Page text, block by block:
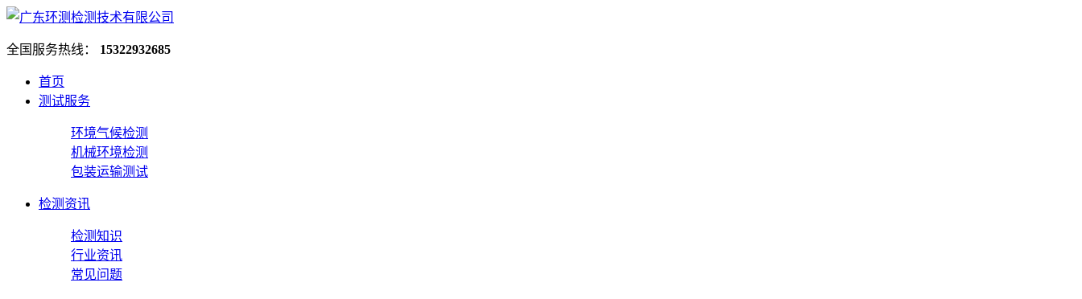
全国服务热线： 15322932685
首页
测试服务
环境气候检测
机械环境检测
包装运输测试
检测资讯
检测知识
行业资讯
常见问题